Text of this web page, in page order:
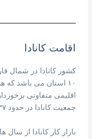
اقامت کانادا
کشور کانادا در شمال
۱۰ استان می باشد
اقلیمی متفاوتی
جمعیت کانادا در حدود ۳۷ میلیون نفر بوده است.
بازار کار کانادا از